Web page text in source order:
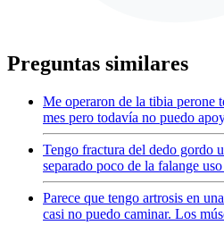
Preguntas similares
Me operaron de la tibia perone
mes pero todavía no puedo
Tengo fractura del dedo gordo
separado poco de la falange
Parece que tengo artrosis en
casi no puedo caminar. Los